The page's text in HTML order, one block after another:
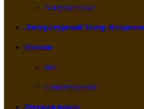
Американская
Литературный Театр
Поэзия
Все
Стихотворения
Русская проза